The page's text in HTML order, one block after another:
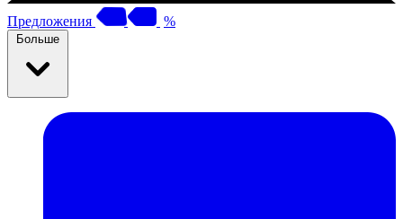
Предложения %
Больше